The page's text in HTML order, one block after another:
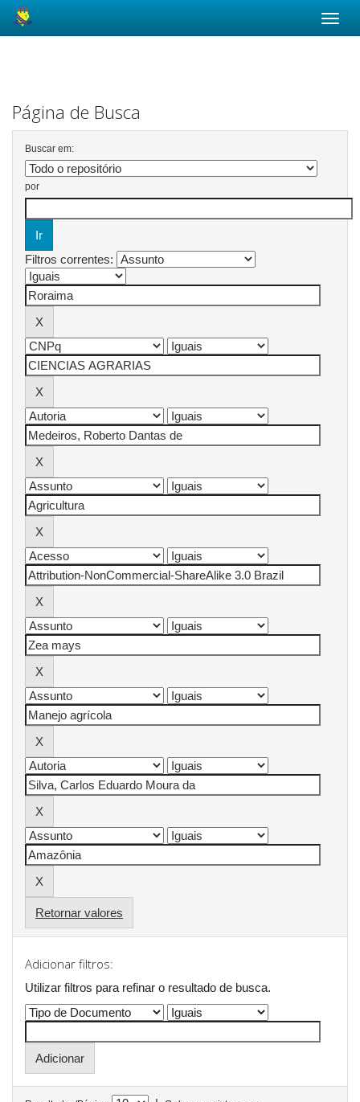
Página de Busca
Buscar em:
por
Filtros correntes:
Retornar valores
Adicionar filtros:
Utilizar filtros para refinar o resultado de busca.